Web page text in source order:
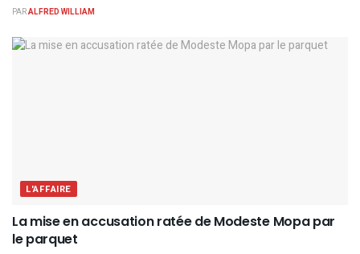
PARALFRED WILLIAM
L'AFFAIRE
La mise en accusation ratée de Modeste Mopa par
le parquet